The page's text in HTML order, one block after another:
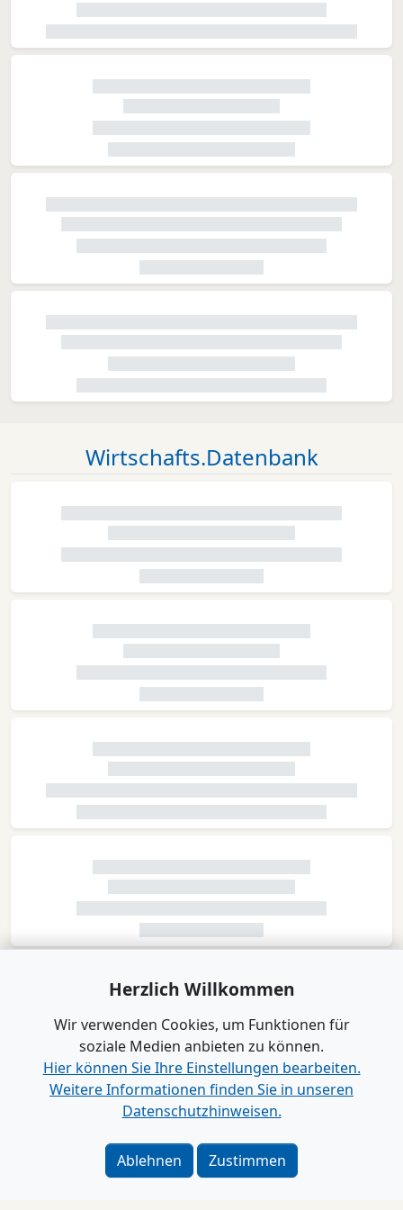
Wirtschafts.Datenbank
Herzlich Willkommen
Wir verwenden Cookies, um Funktionen für
soziale Medien anbieten zu können.
Hier können Sie Ihre Einstellungen bearbeiten.
Weitere Informationen finden Sie in unseren
Datenschutzhinweisen.
Ablehnen Zustimmen